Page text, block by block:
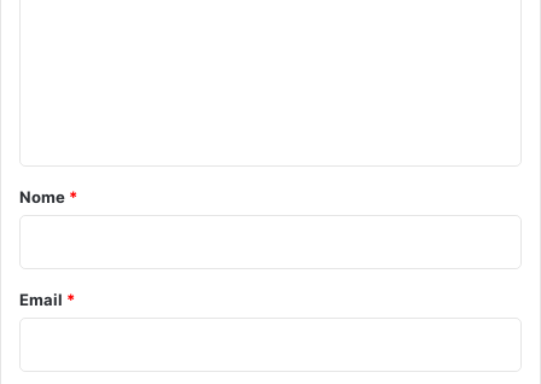
r
o
*
Nome *
Email *